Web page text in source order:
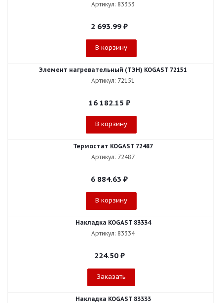
Артикул: 83353
2 693.99 ₽
В корзину
Элемент нагревательный (ТЭН) KOGAST 72151
Артикул: 72151
16 182.15 ₽
В корзину
Термостат KOGAST 72487
Артикул: 72487
6 884.63 ₽
В корзину
Накладка KOGAST 83334
Артикул: 83334
224.50₽
Заказать
Накладка KOGAST 83333